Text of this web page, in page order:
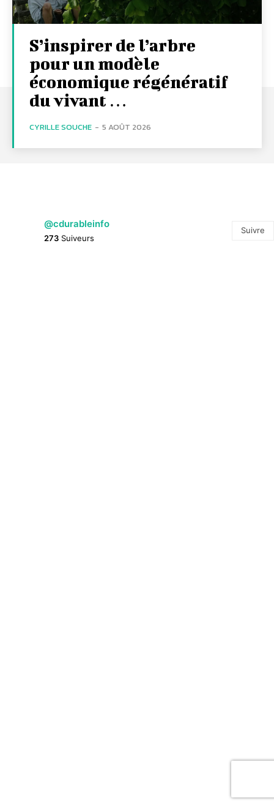
S’inspirer de l’arbre
pour un modèle
économique régénératif
du vivant …
CYRILLE SOUCHE - 5 AOÛT 2026
@cdurableinfo
273 Suiveurs
Suivre